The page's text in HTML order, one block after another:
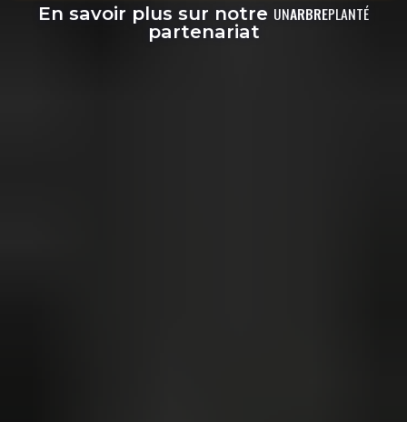
En savoir plus sur notre UNARBREPLANTÉ
partenariat